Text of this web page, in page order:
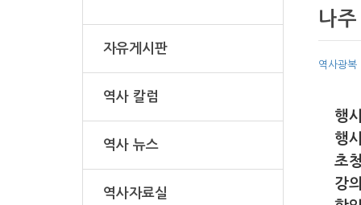
자유게시판
역사 칼럼
역사 뉴스
역사자료실
나
역사광복
행
행
초
강